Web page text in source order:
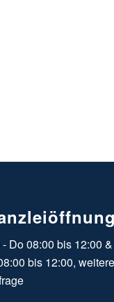
- Do 08:00 bis 12:00
bis 12:00,